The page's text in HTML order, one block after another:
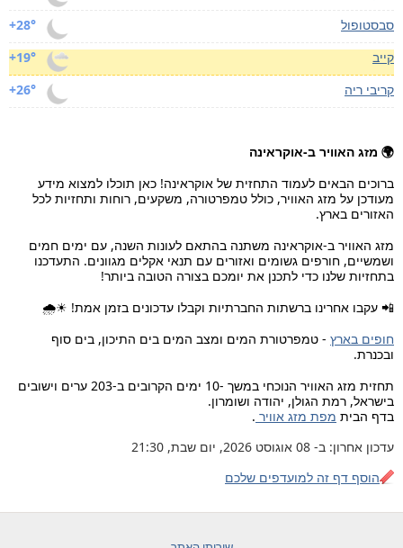
+28°
סבסטופול
+19°
קייב
+26°
קריבי ריה
Днепропетровск
+28°
+27°
+25°
+19°
Кривой Рог
+26°
Львов
+19°
Одесса
+28°
Севастополь
Запорожье
+29°
🌍 מזג האוויר ב-אוקראינה
ברוכים הבאים לעמוד התחזית של אוקראינה! כאן תוכלו למצוא מידע
מעודכן על מזג האוויר, כולל טמפרטורה, משקעים, רוחות ותחזיות לכל
האזורים בארץ.
מזג האוויר ב-אוקראינה משתנה בהתאם לעונות השנה, עם ימים חמים
ושמשיים, חורפים גשומים ואזורים עם תנאי אקלים מגוונים. התעדכנו
בתחזיות שלנו כדי לתכנן את יומכם בצורה הטובה ביותר!
📲 עקבו אחרינו ברשתות החברתיות וקבלו עדכונים בזמן אמת! ☀🌧
חופים בארץ - טמפרטורת המים ומצב המים בים התיכון, בים סוף
ובכנרת.
תחזית מזג האוויר הנוכחי במשך -10 ימים הקרובים ב-203 ערים וישובים
בישראל, רמת הגולן, יהודה ושומרון.
בדף הבית מפת מזג אוויר .
עדכון אחרון: ב- 08 אוגוסט 2026, יום שבת, 21:30
הוסף דף זה למועדפים שלכם